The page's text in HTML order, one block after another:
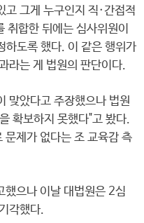
고 그게 누구인지 직·간접적
취합한 뒤에는 심사위원이
하도록 했다. 이 같은 행위가
라는 게 법원의 판단이다.
맞았다고 주장했으나 법원
확보하지 못했다"고 봤다.
문제가 없다는 조 교육감 측
했으나 이날 대법원은 2심
각했다.